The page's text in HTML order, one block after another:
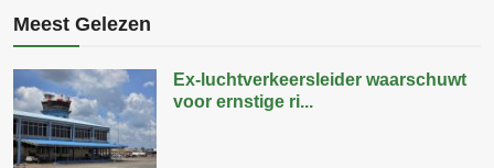
Meest Gelezen
Ex-luchtverkeersleider waarschuwt
voor ernstige ri...